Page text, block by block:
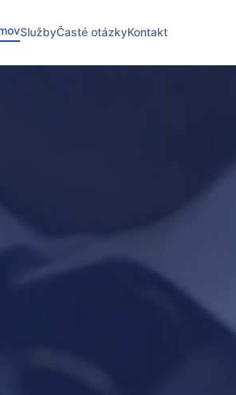
SlužbyČasté otázkyKontakt